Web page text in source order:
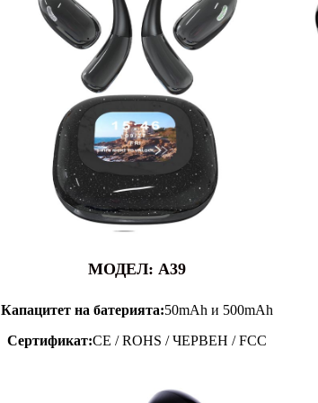
МОДЕЛ: A39
Капацитет на батерията:50mAh и 500mAh
Сертификат:CE / ROHS / ЧЕРВЕН / FCC